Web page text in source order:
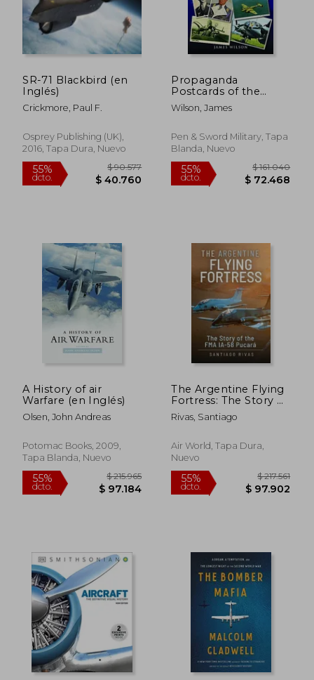
SR-71 Blackbird (en
Inglés)
Crickmore, Paul F.
Osprey Publishing (UK),
2016, Tapa Dura, Nuevo
$ 40.760
Propaganda
Postcards of the
Luftwaffe (en Inglés)
Wilson, James
Pen & Sword Military, Tapa
Blanda, Nuevo
A History of air
Warfare (en Inglés)
Olsen, John Andreas
Potomac Books, 2009,
Tapa Blanda, Nuevo
The Argentine Flying
Fortress: The Story of
the Fma Ia-58 Pucará
(en Inglés)
Rivas, Santiago
Air World, Tapa Dura,
Nuevo